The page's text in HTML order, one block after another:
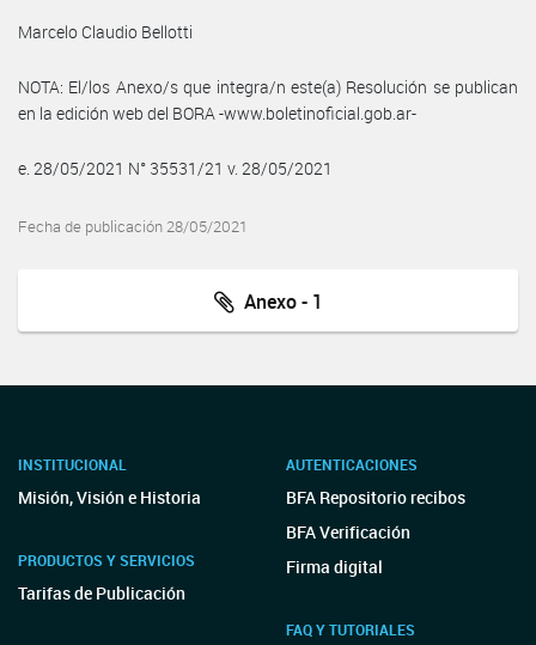
Marcelo Claudio Bellotti
NOTA: El/los Anexo/s que integra/n este(a) Resolución se publican
en la edición web del BORA -www.boletinoficial.gob.ar-
e. 28/05/2021 N° 35531/21 v. 28/05/2021
Fecha de publicación 28/05/2021
Anexo - 1
INSTITUCIONAL
Misión, Visión e Historia
PRODUCTOS Y SERVICIOS
Tarifas de Publicación
AUTENTICACIONES
BFA Repositorio recibos
BFA Verificación
Firma digital
FAQ Y TUTORIALES